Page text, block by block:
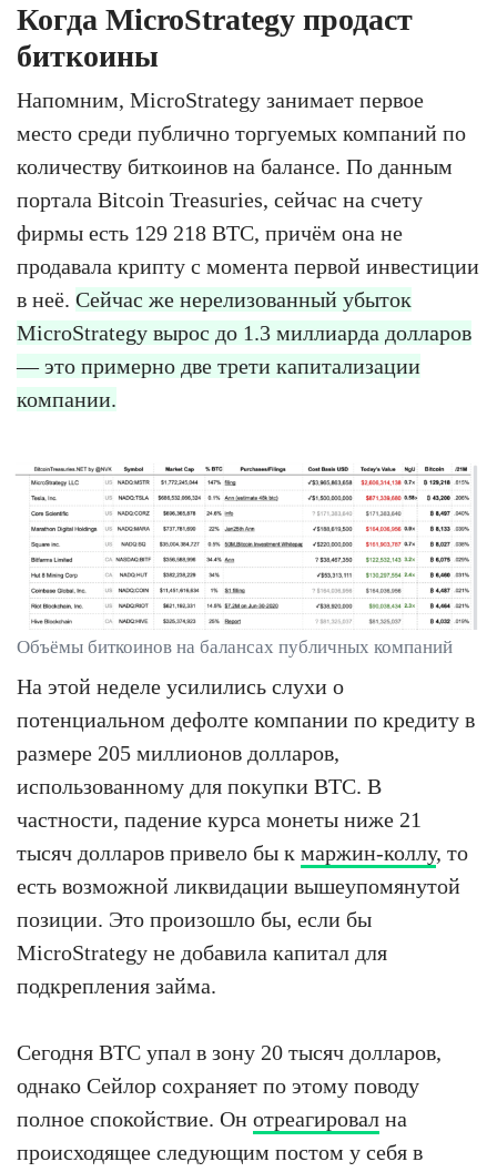
Когда MicroStrategy продаст
биткоины
Напомним, MicroStrategy занимает первое
место среди публично торгуемых компаний по
количеству биткоинов на балансе. По данным
портала Bitcoin Treasuries, сейчас на счету
фирмы есть 129 218 BTC, причём она не
продавала крипту с момента первой инвестиции
в неё. Сейчас же нерелизованный убыток
MicroStrategy вырос до 1.3 миллиарда долларов
— это примерно две трети капитализации
компании.
Объёмы биткоинов на балансах публичных компаний
На этой неделе усилились слухи о
потенциальном дефолте компании по кредиту в
размере 205 миллионов долларов,
использованному для покупки BTC. В
частности, падение курса монеты ниже 21
тысяч долларов привело бы к маржин-коллу, то
есть возможной ликвидации вышеупомянутой
позиции. Это произошло бы, если бы
MicroStrategy не добавила капитал для
подкрепления займа.
Сегодня BTC упал в зону 20 тысяч долларов,
однако Сейлор сохраняет по этому поводу
полное спокойствие. Он отреагировал на
происходящее следующим постом у себя в